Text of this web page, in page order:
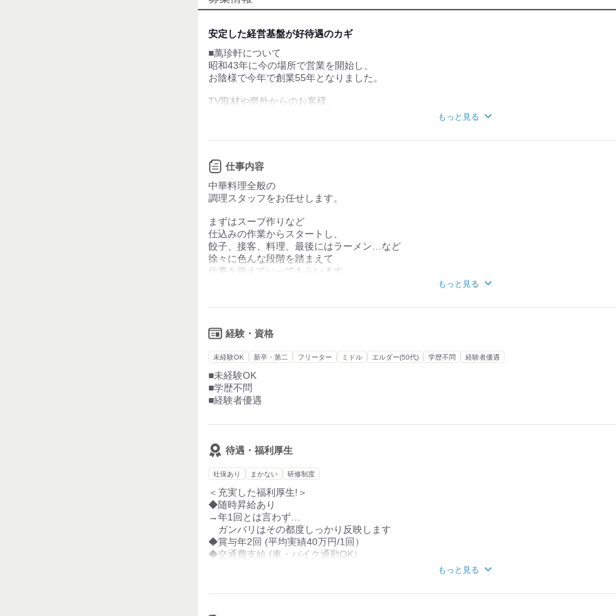
個性が生かせる
デスクワーク
お客様との対話が
少ない
勤続年数は3～15年ほど。
引退をしても10年、20年、
最長で30年以上勤務された方も…！
おかげさまで長く続けて頂いています。
社長も現場に立ち、
料理・接客の仕事も
スタッフと一丸となって
はたらいています。
安定した経営基盤が好待遇のカギ
■萬珍軒について
昭和43年に今の場所で営業を開始し、
お陰様で今年で創業55年となりました。
TV取材や県外からのお客様、
飲食店には珍しい営業形態です。
定着率の良さは自慢ですが、
より良い職場環境、経営基盤を目指して
■好待遇のワケ
『激務でブラックなイメージ、、、』
『安定した仕事なのかな、、、』
それができる理由は、
店舗外収入×自前の土地 という
強みがあるためです。
コンビニとのコラボ商品やオンライン販売での収益、
自前の店舗・駐車場により固定費がかからないことが
利益率に繋がっております。
コロナや卵の価格高騰など
既にコロナ前の売上を超えております。
飲食業が影響を受けやすい中でも
安定して営業し、
元に戻る経営基盤の強さがございます。
安心してお越しくださいね。
もっと見る
仕事内容
中華料理全般の
調理スタッフをお任せします。
まずはスープ作りなど
仕込みの作業からスタートし、
餃子、接客、料理、最後にはラーメン…など
徐々に色んな段階を踏まえて
仕事を覚えていってもらいます。
離れずに…ということはありません。
店長とキャリアアップしていけます。
人気の卵とじラーメンをはじめ。
もっと見る
経験・資格
未経験OK 新卒・第二 フリーター ミドル エルダー(50代) 学歴不問 経験者優遇
■未経験OK
■学歴不問
■経験者優遇
待遇・福利厚生
社保あり まかない 研修制度
＜充実した福利厚生!＞
◆随時昇給あり
→年1回とは言わず…
ガンバリはその都度しっかり反映します
◆賞与年2回 (平均実績40万円/1回）
◆交通費支給 (車・バイク通勤OK）
◆役職手当
もっと見る